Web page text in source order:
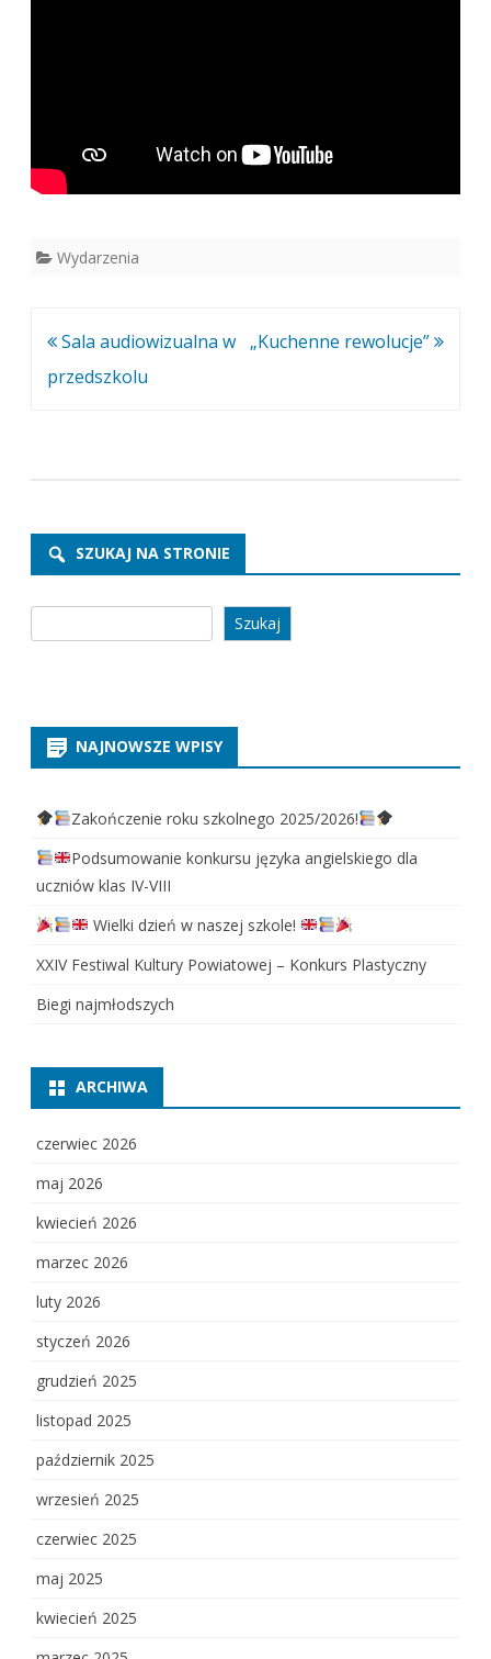
Wydarzenia
Nawigacja
wpisu
Sala audiowizualna w
przedszkolu
„Kuchenne rewolucje”
SZUKAJ NA STRONIE
Szukaj
NAJNOWSZE WPISY
Zakończenie roku szkolnego 2025/2026!
Podsumowanie konkursu języka angielskiego dla
uczniów klas IV-VIII
Wielki dzień w naszej szkole!
XXIV Festiwal Kultury Powiatowej – Konkurs Plastyczny
Biegi najmłodszych
ARCHIWA
czerwiec 2026
maj 2026
kwiecień 2026
marzec 2026
luty 2026
styczeń 2026
grudzień 2025
listopad 2025
październik 2025
wrzesień 2025
czerwiec 2025
maj 2025
kwiecień 2025